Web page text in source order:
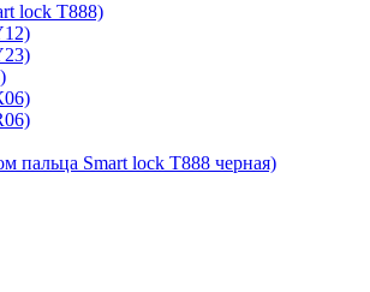
lock T888)
пальца Smart lock T888 черная)